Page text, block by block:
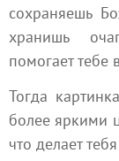
сохраняешь
хранишь
помогает тебе
Тогда
более яркими
что делает